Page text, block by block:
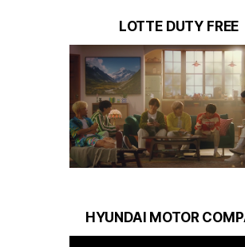
LOTTE DUTY FREE
HYUNDAI MOTOR